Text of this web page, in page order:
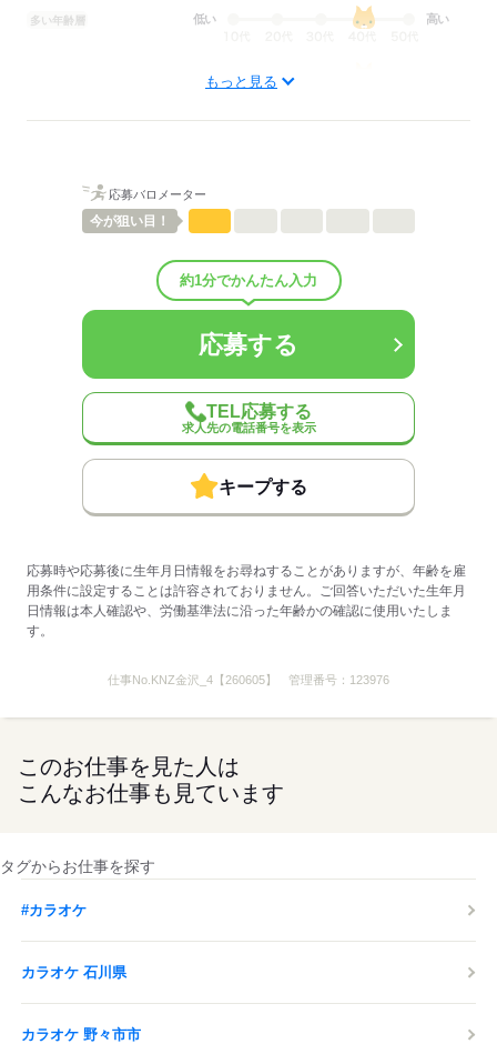
配膳、食事介助
▼15：00
利用者さまへのお茶出し等
ミーティング、ケア記録の記入
※施設により異なります
※試用期間（初回2カ月契約/同条件）
※週15時間～
多い年齢層 低い 高い
男性
職場の様子 しずか
配属先部署：
有料老人ホーム/デイサービス施設/グループホーム/特別養護老人ホ
（男4：女6）
医療・介護・福祉関連
応募する
もっと見る
応募バロメーター
今が狙い目！
約1分でかんたん入力
応募する
TEL応募する
求人先の電話番号を表示
キープする
応募時や応募後に生年月日情報をお尋ねすることがありますが、年齢を雇
用条件に設定することは許容されておりません。ご回答いただいた生年月
日情報は本人確認や、労働基準法に沿った年齢かの確認に使用いたしま
す。
仕事No. KNZ金沢_4【260605】 管理番号： 123976
このお仕事を見た人は
こんなお仕事も見ています
タグからお仕事を探す
#カラオケ
カラオケ 石川県
カラオケ 野々市市